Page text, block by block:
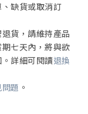
照顧的書籍。希
性照顧。一般人對
、形而上，甚至超
到平安（peace）
關係（relationsh
影響力仍舊存在。
獲得嗎？我深信這
靈性照顧，應用於
缺貨或取消訂
貨，請維持產品
七天內，將與欲
詳細可閱讀退換
題 。